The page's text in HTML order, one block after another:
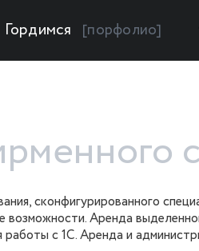
Гордимся [порфолио]
сконфигурированного
Аренда
с 1С. Аренда и